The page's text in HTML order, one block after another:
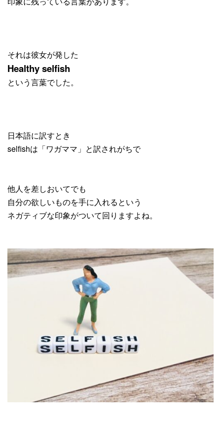
それは彼女が発した
Healthy selfish
という言葉でした。
日本語に訳すとき
selfishは「ワガママ」と訳されがちで
他人を差しおいてでも
自分の欲しいものを手に入れるという
ネガティブな印象がついて回りますよね。